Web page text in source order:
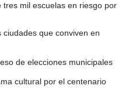
tres mil escuelas en riesgo por
que conviven en
de elecciones municipales
cultural por el centenario